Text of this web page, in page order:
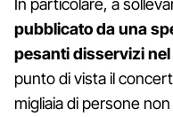
In particolare, a
pubblicato da una
pesanti disservizi
punto di vista il
migliaia di persone